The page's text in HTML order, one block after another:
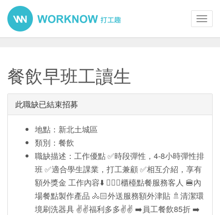
餐飲早班工讀生
此職缺已結束招募
地點：新北土城區
類別：餐飲
職缺描述：工作優點 ✅時段彈性，4-8小時彈性排
班 ✅適合學生課業，打工兼顧 ✅相互介紹，享有
額外獎金 工作內容⬇️ 💁🏻‍♂️櫃檯點餐服務客人 🍔內
場餐點製作產品 🚴🏻外送服務額外津貼 🚿清潔環
境刷洗器具 ✌️✌️福利多多✌️✌️ ➡️員工餐飲85折 ➡️